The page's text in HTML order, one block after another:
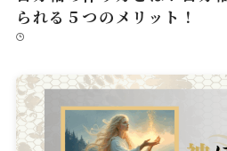
られる５つのメリット！